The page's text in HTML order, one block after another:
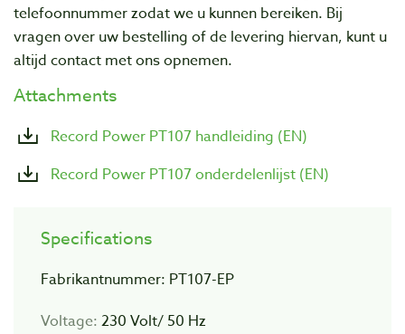
telefoonnummer zodat we u kunnen bereiken. Bij
vragen over uw bestelling of de levering hiervan, kunt u
altijd contact met ons opnemen.
Attachments
Record Power PT107 handleiding (EN)
Record Power PT107 onderdelenlijst (EN)
Specifications
Fabrikantnummer: PT107-EP
Voltage: 230 Volt/ 50 Hz